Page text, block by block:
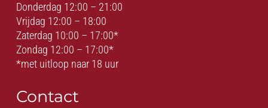
Donderdag 12:00 – 21:00
Vrijdag 12:00 – 18:00
Zaterdag 10:00 – 17:00*
Zondag 12:00 – 17:00*
*met uitloop naar 18 uur
Contact